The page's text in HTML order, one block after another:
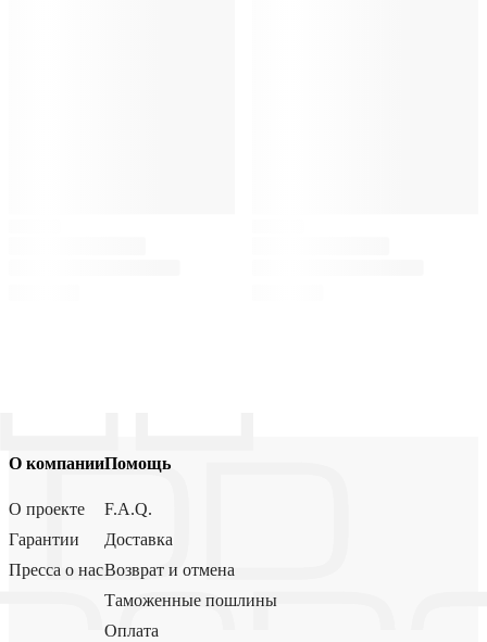
О компании
О проекте
Гарантии
Пресса о нас
Помощь
F.A.Q.
Доставка
Возврат и отмена
Таможенные пошлины
Оплата